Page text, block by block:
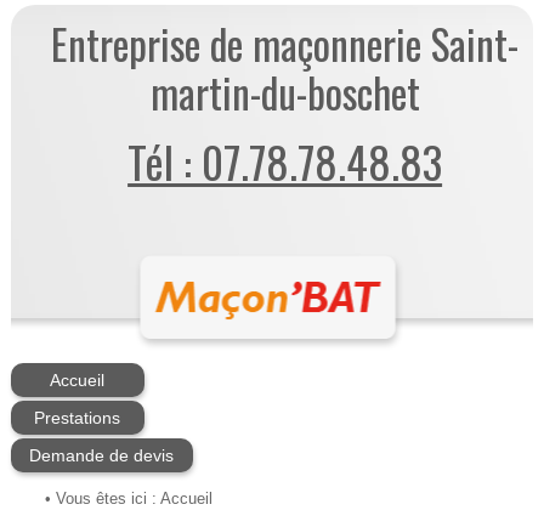
Entreprise de maçonnerie Saint-
martin-du-boschet
Tél : 07.78.78.48.83
Accueil
Prestations
Demande de devis
• Vous êtes ici : Accueil